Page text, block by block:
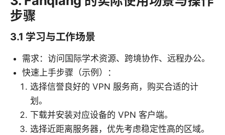
步骤
3.1 学习与工作场景
需求：访问国际学术资源、跨境协作、远程办公。
快速上手步骤（示例）：
选择信誉良好的 VPN 服务商，购买合适的计
划。
下载并安装对应设备的 VPN 客户端。
选择近距离服务器，优先考虑稳定性高的区域。